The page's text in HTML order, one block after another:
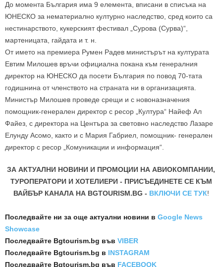
До момента България има 9 елемента, вписани в списъка на
ЮНЕСКО за нематериално културно наследство, сред които са
нестинарството, кукерският фестивал „Сурова (Сурва)“,
мартеницата, гайдата и т. н.
От името на премиера Румен Радев министърът на културата
Евтим Милошев връчи официална покана към генералния
директор на ЮНЕСКО да посети България по повод 70-тата
годишнина от членството на страната ни в организацията.
Министър Милошев проведе срещи и с новоназначения
помощник-генерален директор с ресор „Култура“ Найеф Ал
Файез, с директора на Центъра за световно наследство Лазаре
Елунду Асомо, както и с Мария Габриел, помощник- генерален
директор с ресор „Комуникации и информация“.
ЗА АКТУАЛНИ НОВИНИ И ПРОМОЦИИ НА АВИОКОМПАНИИ,
ТУРОПЕРАТОРИ И ХОТЕЛИЕРИ - ПРИСЪЕДИНЕТЕ СЕ КЪМ
ВАЙБЪР КАНАЛА НА BGTOURISM.BG - ВКЛЮЧИ СЕ ТУК!
Последвайте ни за още актуални новини в Google News
Showcase
Последвайте Bgtourism.bg във VIBER
Последвайте Bgtourism.bg в INSTAGRAM
Последвайте Bgtourism.bg във FACEBOOK